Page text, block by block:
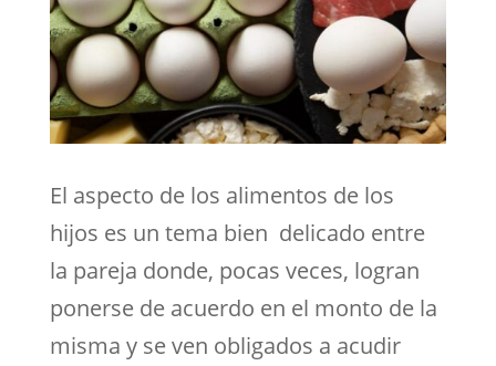
El aspecto de los alimentos de los
hijos es un tema bien delicado entre
la pareja donde, pocas veces, logran
ponerse de acuerdo en el monto de la
misma y se ven obligados a acudir